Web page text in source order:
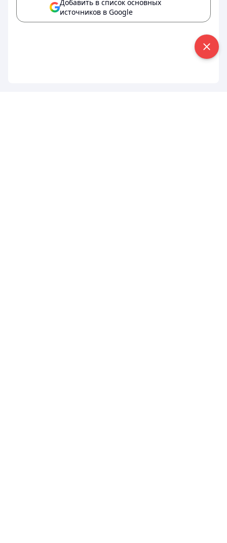
Добавить в список основных
источников в Google